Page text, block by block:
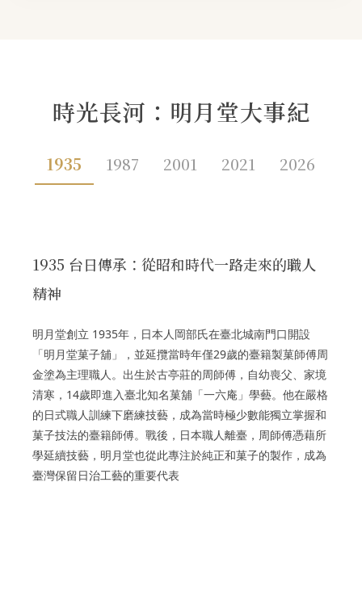
時光長河：明月堂大事紀
1935 1987 2001 2021 2026
1935 台日傳承：從昭和時代一路走來的職人
精神
明月堂創立 1935年，日本人岡部氏在臺北城南門口開設
「明月堂菓子舖」，並延攬當時年僅29歲的臺籍製菓師傅周
金塗為主理職人。出生於古亭莊的周師傅，自幼喪父、家境
清寒，14歲即進入臺北知名菓舖「一六庵」學藝。他在嚴格
的日式職人訓練下磨練技藝，成為當時極少數能獨立掌握和
菓子技法的臺籍師傅。戰後，日本職人離臺，周師傅憑藉所
學延續技藝，明月堂也從此專注於純正和菓子的製作，成為
臺灣保留日治工藝的重要代表